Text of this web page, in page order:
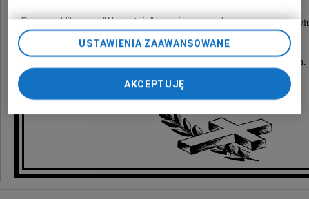
w kościele św. Klemensa Dworzaka we
Uroczystość pogrzebowa rozpocznie się
o godzinie 11.00 na Cmentarzu Grabiszyńskim.
Poprzez kliknięcie "Akceptuję" wyrażasz zgodę na
zainstalowanie i przechowywanie plików typu cookie
Wyborczej sp. z o. o. jej Zaufanych Partnerów i Agora S.A.
chwili zmienić swoje preferencje dot. plików cookie,
ponownie wywołując narzędzie do zarządzania Twoimi
preferencjami dot. przetwarzania danych poprzez
odnośnik „Ustawienia prywatności” w stopce serwisu i
przechodząc do sekcji „Ustawienia zaawansowane”.
Zmiana ustawień plików cookie możliwa jest także za
My, nasi Zaufani Partnerzy i Agora S.A. możemy
USTAWIENIA ZAAWANSOWANE
AKCEPTUJĘ